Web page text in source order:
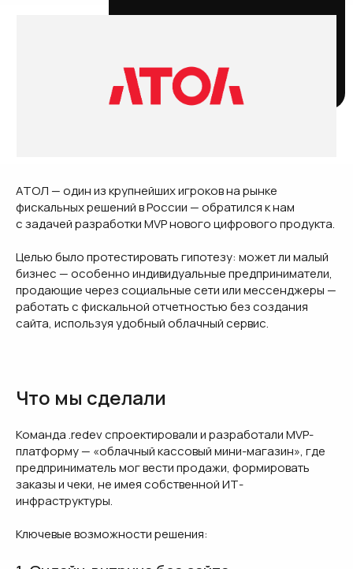
[VK] [TG]
АТОЛ — один из крупнейших игроков на рынке
фискальных решений в России — обратился к нам
с задачей разработки MVP нового цифрового продукта.
Целью было протестировать гипотезу: может ли малый
бизнес — особенно индивидуальные предприниматели,
продающие через социальные сети или мессенджеры —
работать с фискальной отчетностью без создания
сайта, используя удобный облачный сервис.
Что мы сделали
Команда .redev спроектировали и разработали MVP-
платформу — «облачный кассовый мини-магазин», где
предприниматель мог вести продажи, формировать
заказы и чеки, не имея собственной ИТ-
инфраструктуры.
Ключевые возможности решения: